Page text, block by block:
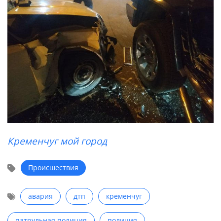
Кременчуг мой город
Происшествия
авария дтп кременчуг